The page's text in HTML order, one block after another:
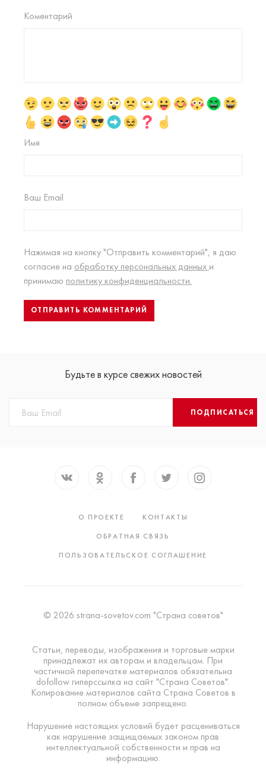
Коментарий
Имя
Ваш Email
Нажимая на кнопку "Отправить комментарий", я даю
согласие на обработку персональных данных и
принимаю политику конфиденциальности.
Будьте в курсе свежих новостей
ПОДПИСАТЬСЯ
О ПРОЕКТЕ
КОНТАКТЫ
ОБРАТНАЯ СВЯЗЬ
ПОЛЬЗОВАТЕЛЬСКОЕ СОГЛАШЕНИЕ
© 2026 strana-sovetov.com "Страна советов"
Статьи, переводы, изображения и торговые марки
принадлежат их авторам и владельцам. При
частичной перепечатке материалов обязательна
dofollow гиперссылка на сайт "Страна Советов".
Копирование материалов сайта Страна Советов в
полном объеме запрещено.
Нарушение настоящих условий будет расцениваться
как нарушение защищаемых законом прав
интеллектуальной собственности и прав на
информацию.